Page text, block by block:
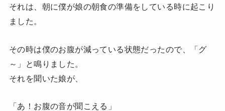
それは、朝に僕が娘の朝食の準備をしている時に起こり
ました。
その時は僕のお腹が減っている状態だったので、「グ
～」と鳴りました。
それを聞いた娘が、
「あ！お腹の音が聞こえる」